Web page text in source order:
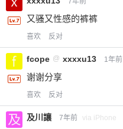
又骚又性感的裤裤
喜欢 反对
fcope @ xxxxu13 1年前
谢谢分享
喜欢 反对
及川讓 7年前 via iPhone